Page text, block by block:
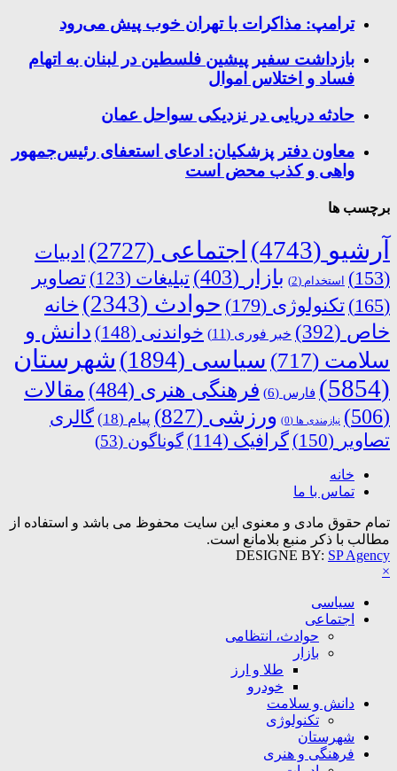
ترامپ: مذاکرات با تهران خوب پیش می‌رود
بازداشت سفیر پیشین فلسطین در لبنان به اتهام
فساد و اختلاس اموال
حادثه دریایی در نزدیکی سواحل عمان
معاون دفتر پزشکیان: ادعای استعفای رئیس‌جمهور
واهی و کذب محض است
برچسب ها
آرشیو (4743) اجتماعی (2727)
ادبیات
(153)
استخدام (2) بازار (403) تبلیغات (123)
تصاویر
(165)
تکنولوژی (179) حوادث (2343)
خانه
خاص (392) خبر فوری (11) خواندنی (148)
دانش و
سلامت (717) سیاسی (1894)
شهرستان
(5854)
فارس (6) فرهنگی هنری (484)
مقالات
(506)
نیازمندی ها (0) ورزشی (827) پیام (18)
گالری
تصاویر (150) گرافیک (114) گوناگون (53)
خانه
تماس با ما
تمام حقوق مادی و معنوی این سایت محفوظ می باشد و استفاده از
مطالب با ذکر منبع بلامانع است.
DESIGNE BY: SP Agency
×
سیاسی
اجتماعی
حوادث، انتظامی
بازار
طلا و ارز
خودرو
دانش و سلامت
تکنولوژی
شهرستان
فرهنگی و هنری